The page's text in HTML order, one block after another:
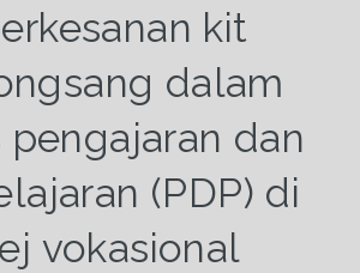
kit
dalam
pengajaran dan
(PDP) di
vokasional